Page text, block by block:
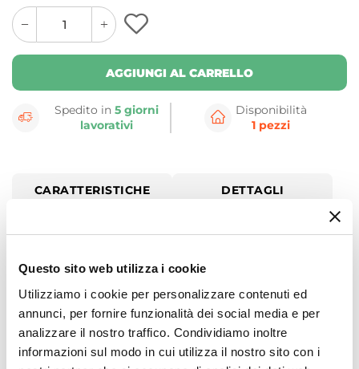
Questo sito web utilizza i cookie
Utilizziamo i cookie per personalizzare contenuti ed
annunci, per fornire funzionalità dei social media e per
analizzare il nostro traffico. Condividiamo inoltre
informazioni sul modo in cui utilizza il nostro sito con i
quantity
button
quantity
minus
button
AGGIUNGI AL CARRELLO
Spedito in5 giorni
lavorativi
Disponibilità
1 pezzi
CARATTERISTICHE DETTAGLI
Dettagli Prodotto
essenziali donano armonia, anche negli spazi
lavanderia.
Colavene presenta le basi, unnuovo progetto di